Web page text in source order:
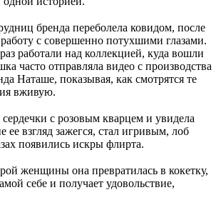
бренда переболела ковидом, после
с совершенно потухшими глазами.
работали над коллекцией, куда вошли
часто отправляла видео с производства
Наташе, показывая, как смотрятся те
вживую.
с розовым кварцем и увидела
взгляд зажегся, стал игривым, лоб
появились искры флирта.
женщины она превратилась в кокетку,
себе и получает удовольствие,